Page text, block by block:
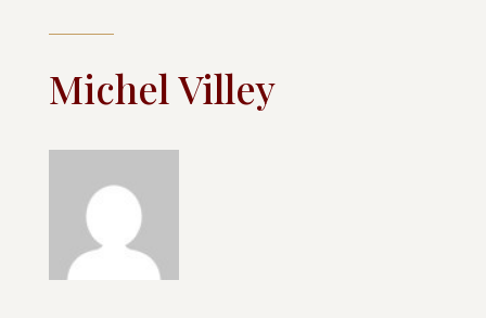
Michel Villey